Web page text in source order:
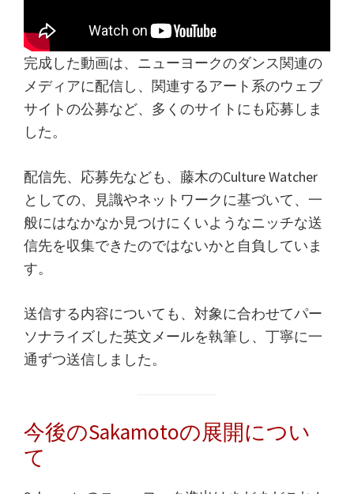
完成した動画は、ニューヨークのダンス関連の
メディアに配信し、関連するアート系のウェブ
サイトの公募など、多くのサイトにも応募しま
した。
配信先、応募先なども、藤木のCulture Watcher
としての、見識やネットワークに基づいて、一
般にはなかなか見つけにくいようなニッチな送
信先を収集できたのではないかと自負していま
す。
送信する内容についても、対象に合わせてパー
ソナライズした英文メールを執筆し、丁寧に一
通ずつ送信しました。
今後のSakamotoの展開につい
て